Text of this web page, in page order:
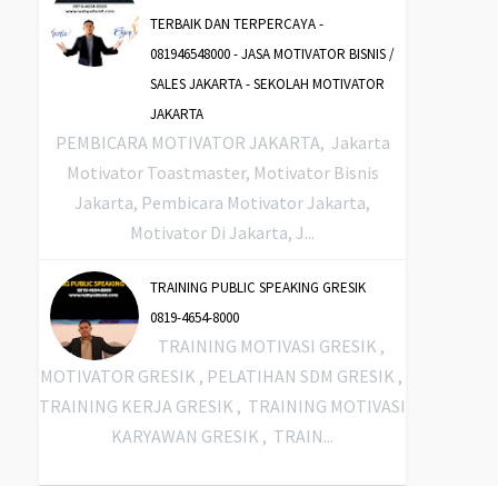
TERBAIK DAN TERPERCAYA -
081946548000 - JASA MOTIVATOR BISNIS /
SALES JAKARTA - SEKOLAH MOTIVATOR
JAKARTA
PEMBICARA MOTIVATOR JAKARTA, Jakarta
Motivator Toastmaster, Motivator Bisnis
Jakarta, Pembicara Motivator Jakarta,
Motivator Di Jakarta, J...
TRAINING PUBLIC SPEAKING GRESIK
0819-4654-8000
TRAINING MOTIVASI GRESIK ,
MOTIVATOR GRESIK , PELATIHAN SDM GRESIK ,
TRAINING KERJA GRESIK , TRAINING MOTIVASI
KARYAWAN GRESIK , TRAIN...